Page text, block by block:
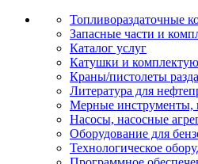
Топливораздаточные
Запасные части и
Каталог услуг
Катушки и
Краны/пистолеты
Литература для
Мерные инструменты,
Насосы, насосные
Оборудование для
Технологическое